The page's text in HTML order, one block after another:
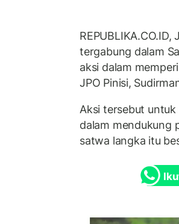
tergabung dalam
aksi dalam
JPO Pinisi,
Aksi tersebut
dalam mendukung
satwa langka itu